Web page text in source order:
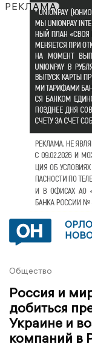
РЕКЛАМА
Общество
Россия и
добиться
Украине и
компаний в